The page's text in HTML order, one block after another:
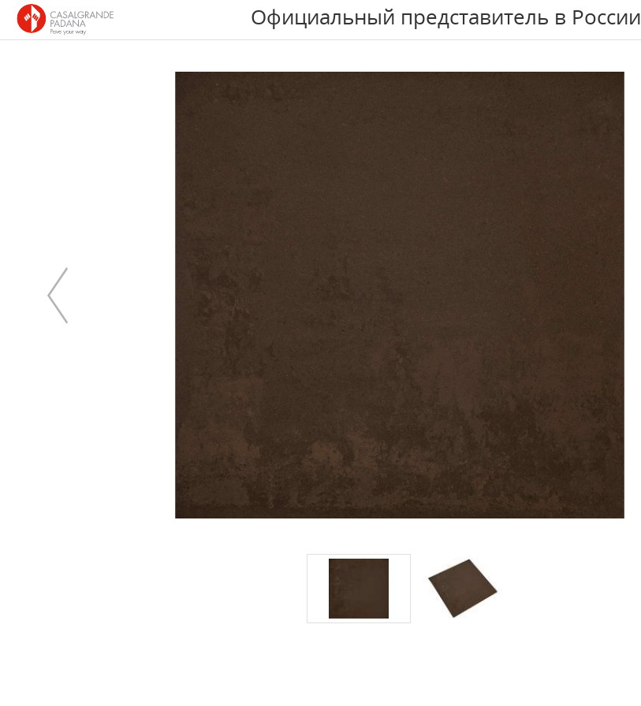
Официальный представитель в России